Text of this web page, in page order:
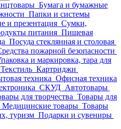
Бумага и бумажные
Папки и системы
и презентация Сумки,
питания Пищевая
Посуда стеклянная и столовая
пожарной безопасности
и маркировка, тара для
Текстиль Картриджи
техника Офисная техника
СКУД Автотовары
для творчества Товары для
Медицинские товары Товары
туризм Подарки и сувениры